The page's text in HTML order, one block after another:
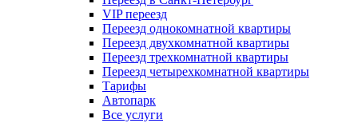
VIP переезд
Переезд однокомнатной квартиры
Переезд двухкомнатной квартиры
Переезд трехкомнатной квартиры
Переезд четырехкомнатной квартиры
Тарифы
Автопарк
Все услуги